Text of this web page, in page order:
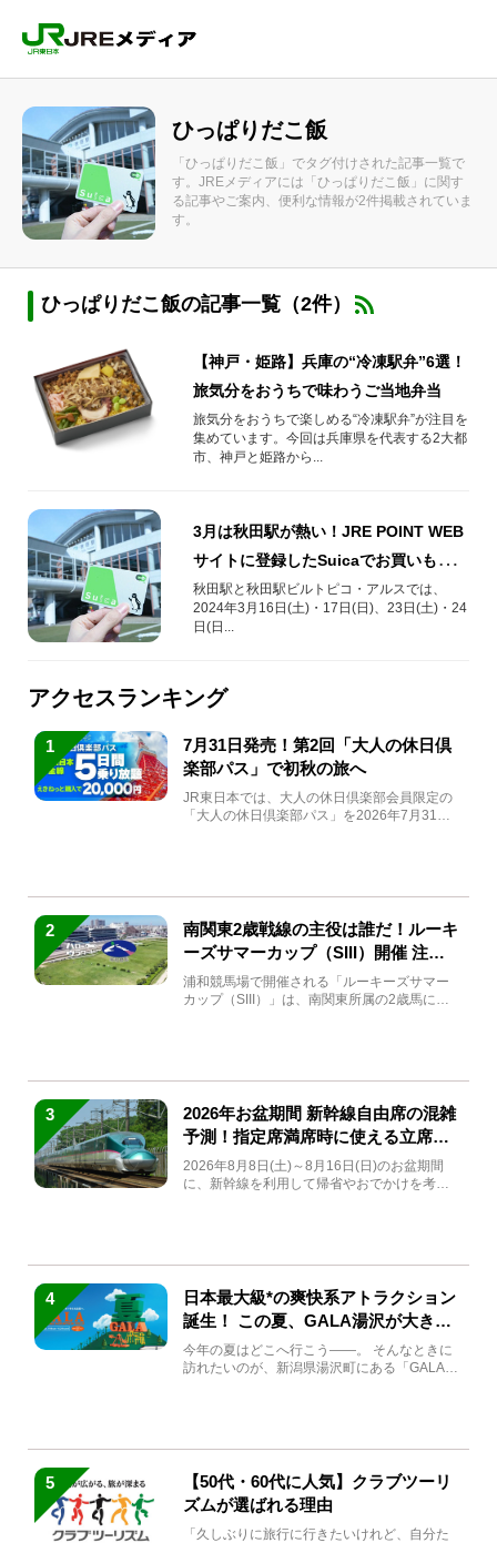
ひっぱりだこ飯
「ひっぱりだこ飯」でタグ付けされた記事一覧で
す。JREメディアには「ひっぱりだこ飯」に関す
る記事やご案内、便利な情報が2件掲載されていま
す。
ひっぱりだこ飯の記事一覧（2件）
【神戸・姫路】兵庫の“冷凍駅弁”6選！
旅気分をおうちで味わうご当地弁当
旅気分をおうちで楽しめる“冷凍駅弁”が注目を
集めています。今回は兵庫県を代表する2大都
市、神戸と姫路から...
3月は秋田駅が熱い！JRE POINT WEB
サイトに登録したSuicaでお買いものが
お得♪
秋田駅と秋田駅ビルトピコ・アルスでは、
2024年3月16日(土)・17日(日)、23日(土)・24
日(日...
アクセスランキング
1
7月31日発売！第2回「大人の休日倶
楽部パス」で初秋の旅へ
JR東日本では、大人の休日倶楽部会員限定の
「大人の休日倶楽部パス」を2026年7月31日
2
南関東2歳戦線の主役は誰だ！ルーキ
ーズサマーカップ（SIII）開催 注目
馬と見どころをチェック
浦和競馬場で開催される「ルーキーズサマー
カップ（SIII）」は、南関東所属の2歳馬によ
3
2026年お盆期間 新幹線自由席の混雑
予測！指定席満席時に使える立席特
急券も解説
2026年8月8日(土)～8月16日(日)のお盆期間
に、新幹線を利用して帰省やおでかけを考え
4
日本最大級*の爽快系アトラクション
誕生！ この夏、GALA湯沢が大きく
生まれ変わる
今年の夏はどこへ行こう――。 そんなときに
訪れたいのが、新潟県湯沢町にある「GALA湯
5
【50代・60代に人気】クラブツーリ
ズムが選ばれる理由
「久しぶりに旅行に行きたいけれど、自分た